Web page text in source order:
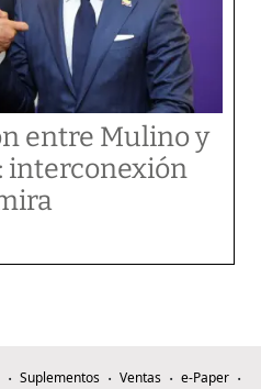
entre Mulino y
interconexión
Suplementos Ventas
e-Paper